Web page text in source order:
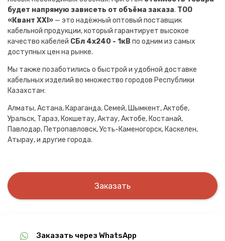
будет напрямую зависеть от объёма заказа. ТОО
«Квант XXI» — это надёжный оптовый поставщик
кабельной продукции, который гарантирует высокое
качество кабелей СБл 4х240 - 1кВ по одним из самых
доступных цен на рынке.
Мы также позаботились о быстрой и удобной доставке
кабельных изделий во множество городов Республики
Казахстан:
Алматы, Астана, Караганда, Семей, Шымкент, Актобе,
Уральск, Тараз, Кокшетау, Актау, Актобе, Костанай,
Павлодар, Петропавловск, Усть-Каменогорск, Каскелен,
Атырау, и другие города.
Заказать
Заказать через WhatsApp